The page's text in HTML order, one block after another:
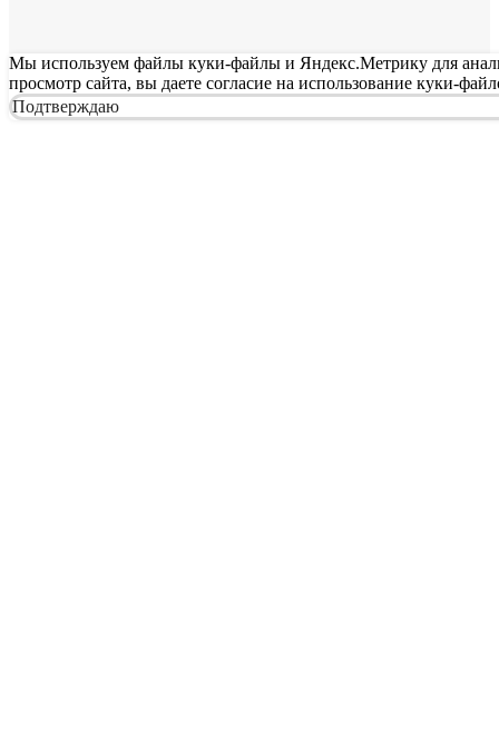
Мы используем файлы куки-файлы и Яндекс.Метрику для
просмотр сайта, вы даете согласие на использование куки-
Подтверждаю